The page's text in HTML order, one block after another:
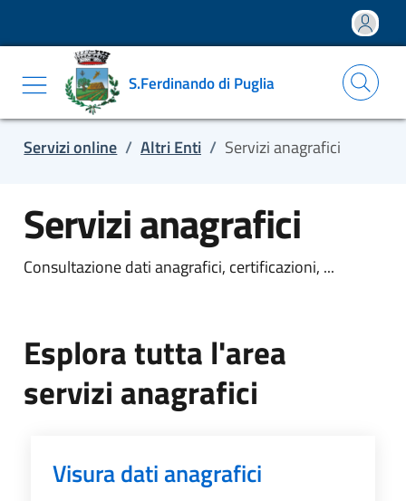
S.Ferdinando di Puglia
Servizi online / Altri Enti / Servizi anagrafici
Servizi anagrafici
Consultazione dati anagrafici, certificazioni, ...
Esplora tutta l'area
servizi anagrafici
Visura dati anagrafici